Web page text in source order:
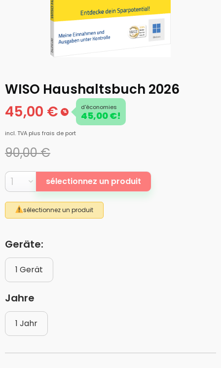
WISO Haushaltsbuch 2026
45,00 € %
d'économies
45,00 €!
incl. TVA plus frais de port
90,00 €
sélectionnez un produit
sélectionnez un produit
Geräte:
1 Gerät
Jahre
1 Jahr